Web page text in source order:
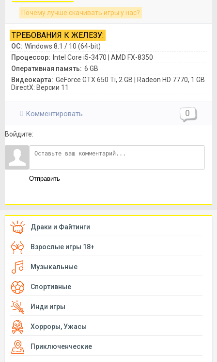
Почему лучше скачивать игры у нас?
ТРЕБОВАНИЯ К ЖЕЛЕЗУ:
ОС: Windows 8.1 / 10 (64-bit)
Процессор: Intel Core i5-3470 | AMD FX-8350
Оперативная память: 6 GB
Видеокарта: GeForce GTX 650 Ti, 2 GB | Radeon HD 7770, 1 GB
DirectX: Версии 11
Комментировать 0
Войдите:
Отправить
Драки и Файтинги
Взрослые игры 18+
Музыкальные
Спортивные
Инди игры
Хорроры, Ужасы
Приключенческие